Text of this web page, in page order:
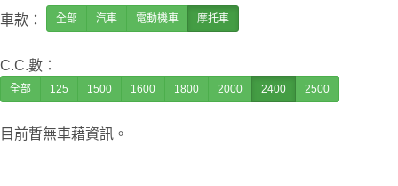
車款： 全部 汽車 電動機車 摩托車
C.C.數：
全部 125 1500 1600 1800 2000 2400 2500
目前暫無車藉資訊。